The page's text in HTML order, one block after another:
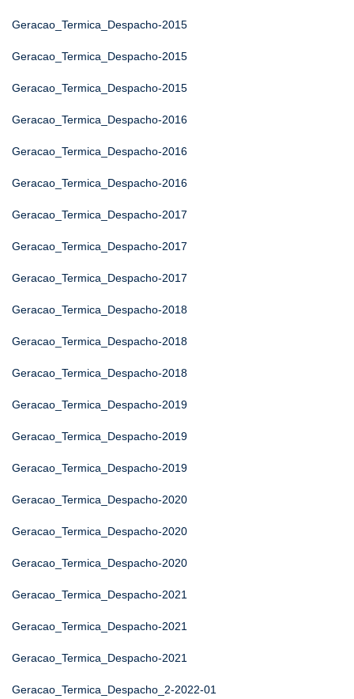
Geracao_Termica_Despacho-2015
Geracao_Termica_Despacho-2015
Geracao_Termica_Despacho-2015
Geracao_Termica_Despacho-2016
Geracao_Termica_Despacho-2016
Geracao_Termica_Despacho-2016
Geracao_Termica_Despacho-2017
Geracao_Termica_Despacho-2017
Geracao_Termica_Despacho-2017
Geracao_Termica_Despacho-2018
Geracao_Termica_Despacho-2018
Geracao_Termica_Despacho-2018
Geracao_Termica_Despacho-2019
Geracao_Termica_Despacho-2019
Geracao_Termica_Despacho-2019
Geracao_Termica_Despacho-2020
Geracao_Termica_Despacho-2020
Geracao_Termica_Despacho-2020
Geracao_Termica_Despacho-2021
Geracao_Termica_Despacho-2021
Geracao_Termica_Despacho-2021
Geracao_Termica_Despacho_2-2022-01